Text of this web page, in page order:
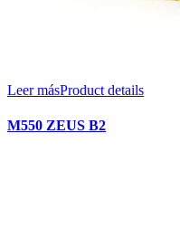
Leer másProduct details
M550 ZEUS B2